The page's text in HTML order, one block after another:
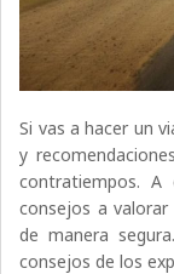
Si vas a hacer un
y
contratiempos. A
consejos a
de manera
consejos de los